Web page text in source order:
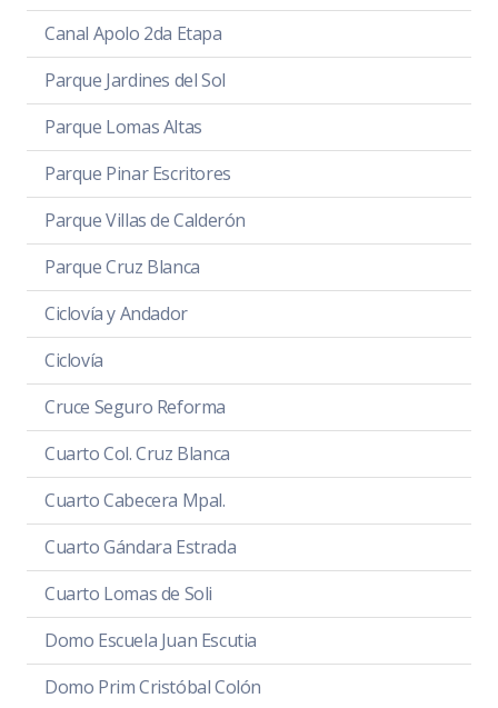
Canal Apolo 2da Etapa
Parque Jardines del Sol
Parque Lomas Altas
Parque Pinar Escritores
Parque Villas de Calderón
Parque Cruz Blanca
Ciclovía y Andador
Ciclovía
Cruce Seguro Reforma
Cuarto Col. Cruz Blanca
Cuarto Cabecera Mpal.
Cuarto Gándara Estrada
Cuarto Lomas de Soli
Domo Escuela Juan Escutia
Domo Prim Cristóbal Colón